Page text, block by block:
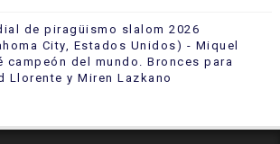
de piragüismo slalom 2026
City, Estados Unidos) - Miquel
campeón del mundo. Bronces para
Llorente y Miren Lazkano